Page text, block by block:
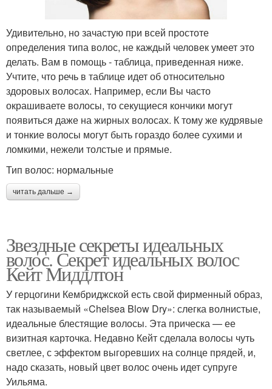
Удивительно, но зачастую при всей простоте
определения типа волос, не каждый человек умеет это
делать. Вам в помощь - таблица, приведенная ниже.
Учтите, что речь в таблице идет об относительно
здоровых волосах. Например, если Вы часто
окрашиваете волосы, то секущиеся кончики могут
появиться даже на жирных волосах. К тому же кудрявые
и тонкие волосы могут быть гораздо более сухими и
ломкими, нежели толстые и прямые.
Тип волос: нормальные
читать дальше →
Звездные секреты идеальных
волос. Секрет идеальных волос
Кейт Миддлтон
У герцогини Кембриджской есть свой фирменный образ,
так называемый «Chelsea Blow Dry»: слегка волнистые,
идеальные блестящие волосы. Эта прическа — ее
визитная карточка. Недавно Кейт сделала волосы чуть
светлее, с эффектом выгоревших на солнце прядей, и,
надо сказать, новый цвет волос очень идет супруге
Уильяма.